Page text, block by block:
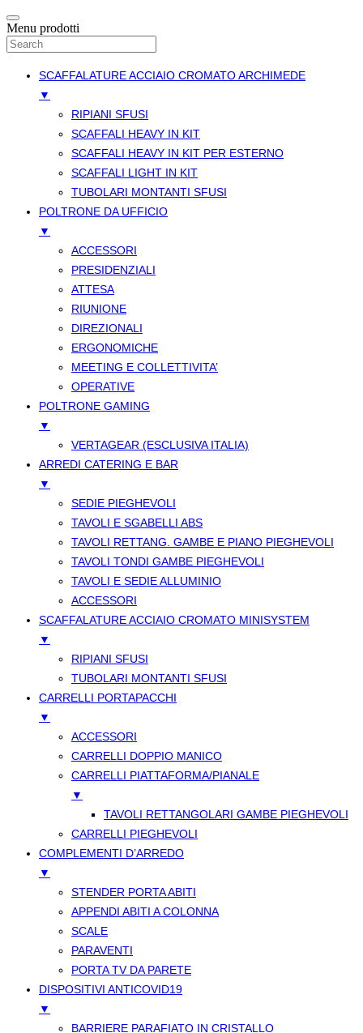
Menu prodotti
SCAFFALATURE ACCIAIO CROMATO ARCHIMEDE
▼
RIPIANI SFUSI
SCAFFALI HEAVY IN KIT
SCAFFALI HEAVY IN KIT PER ESTERNO
SCAFFALI LIGHT IN KIT
TUBOLARI MONTANTI SFUSI
POLTRONE DA UFFICIO
▼
ACCESSORI
PRESIDENZIALI
ATTESA
RIUNIONE
DIREZIONALI
ERGONOMICHE
MEETING E COLLETTIVITA’
OPERATIVE
POLTRONE GAMING
▼
VERTAGEAR (ESCLUSIVA ITALIA)
ARREDI CATERING E BAR
▼
SEDIE PIEGHEVOLI
TAVOLI E SGABELLI ABS
TAVOLI RETTANG. GAMBE E PIANO PIEGHEVOLI
TAVOLI TONDI GAMBE PIEGHEVOLI
TAVOLI E SEDIE ALLUMINIO
ACCESSORI
SCAFFALATURE ACCIAIO CROMATO MINISYSTEM
▼
RIPIANI SFUSI
TUBOLARI MONTANTI SFUSI
CARRELLI PORTAPACCHI
▼
ACCESSORI
CARRELLI DOPPIO MANICO
CARRELLI PIATTAFORMA/PIANALE
▼
TAVOLI RETTANGOLARI GAMBE PIEGHEVOLI
CARRELLI PIEGHEVOLI
COMPLEMENTI D’ARREDO
▼
STENDER PORTA ABITI
APPENDI ABITI A COLONNA
SCALE
PARAVENTI
PORTA TV DA PARETE
DISPOSITIVI ANTICOVID19
▼
BARRIERE PARAFIATO IN CRISTALLO